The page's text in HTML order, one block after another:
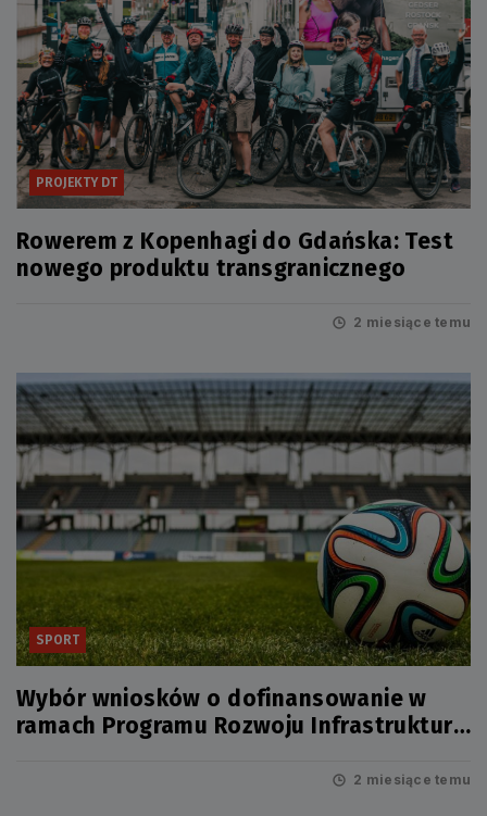
PROJEKTY DT
Rowerem z Kopenhagi do Gdańska: Test
nowego produktu transgranicznego
2 miesiące temu
SPORT
Wybór wniosków o dofinansowanie w
ramach Programu Rozwoju Infrastruktury
2 miesiące temu